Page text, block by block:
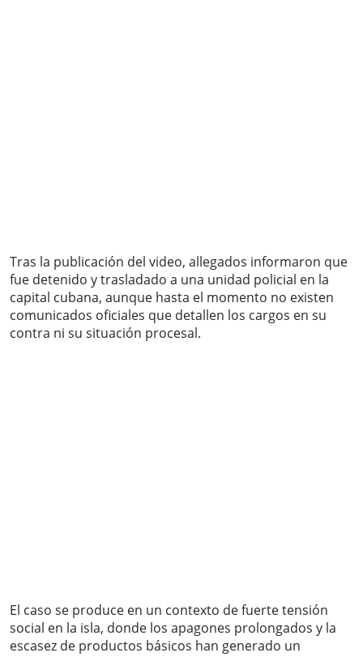
Tras la publicación del video, allegados informaron que
fue detenido y trasladado a una unidad policial en la
capital cubana, aunque hasta el momento no existen
comunicados oficiales que detallen los cargos en su
contra ni su situación procesal.
El caso se produce en un contexto de fuerte tensión
social en la isla, donde los apagones prolongados y la
escasez de productos básicos han generado un